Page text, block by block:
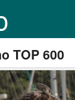
TOP 600